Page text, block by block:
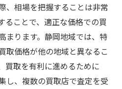
、相場を把握することは非常
ることで、適正な価格での買
まります。静岡地域では、特
取価格が他の地域と異なるこ
買取を有利に進めるために
し、複数の買取店で査定を受